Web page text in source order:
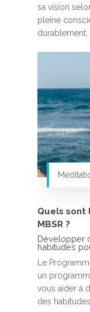
sa vision
pleine
durablement.
Quels sont
MBSR ?
Développer
habitudes
Le
un
vous aider à
des